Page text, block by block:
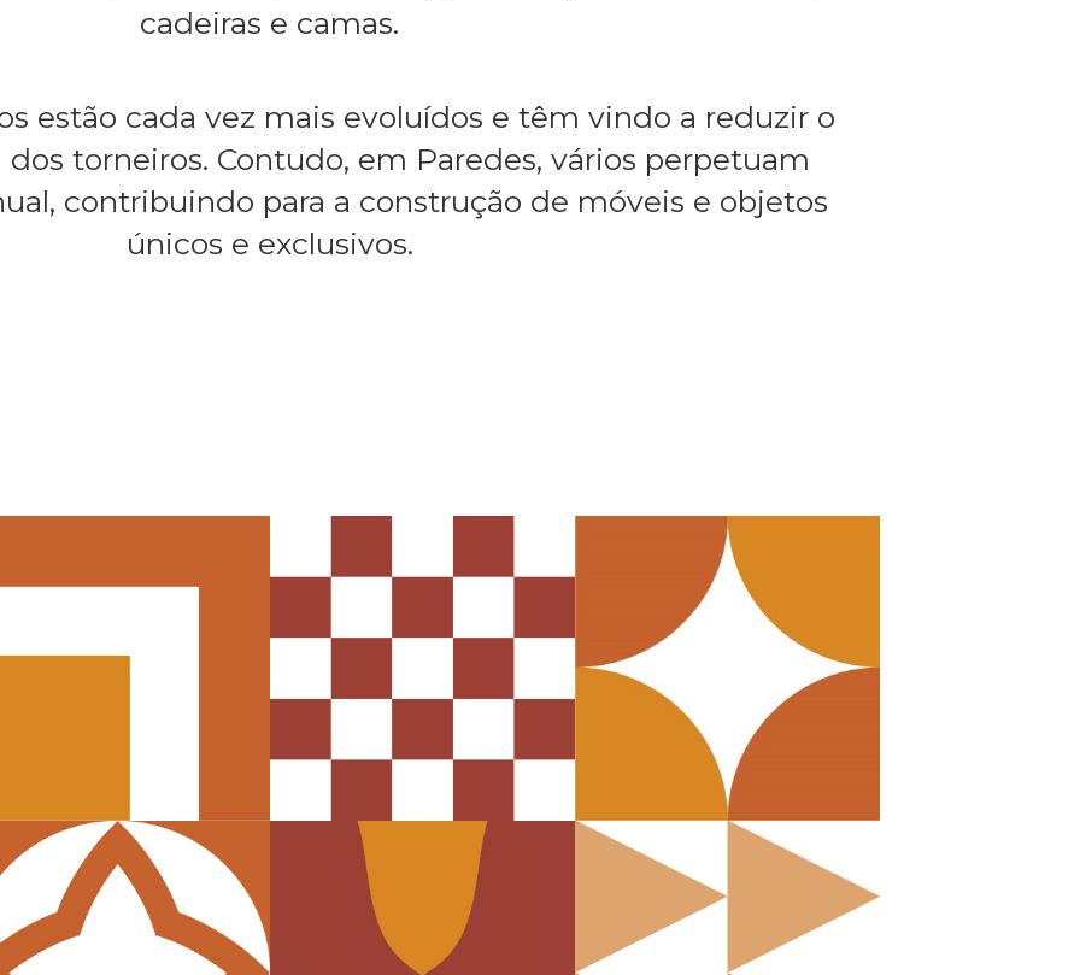
cadeiras e camas.
estão cada vez mais evoluídos e têm vindo a reduzir o
torneiros. Contudo, em Paredes, vários perpetuam
contribuindo para a construção de móveis e objetos
únicos e exclusivos.